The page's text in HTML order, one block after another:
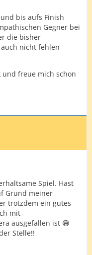
bis aufs Finish
Gegner bei
die bisher
nicht fehlen
freue mich schon
Spiel. Hast
Grund meiner
trotzdem ein gutes
mit
ausgefallen ist 😅
Stelle!!